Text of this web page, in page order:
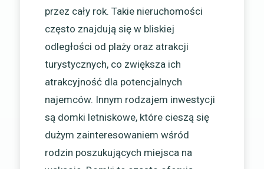
przez cały rok. Takie nieruchomości
często znajdują się w bliskiej
odległości od plaży oraz atrakcji
turystycznych, co zwiększa ich
atrakcyjność dla potencjalnych
najemców. Innym rodzajem inwestycji
są domki letniskowe, które cieszą się
dużym zainteresowaniem wśród
rodzin poszukujących miejsca na